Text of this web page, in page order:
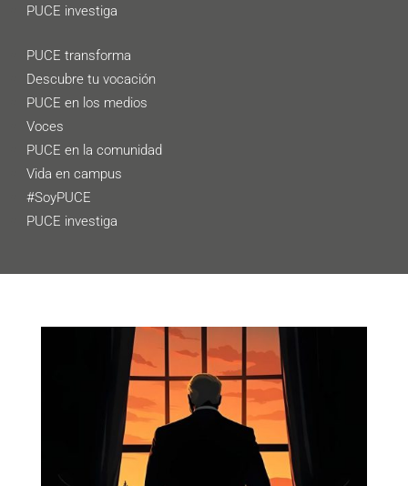
PUCE investiga
PUCE transforma
Descubre tu vocación
PUCE en los medios
Voces
PUCE en la comunidad
Vida en campus
#SoyPUCE
PUCE investiga